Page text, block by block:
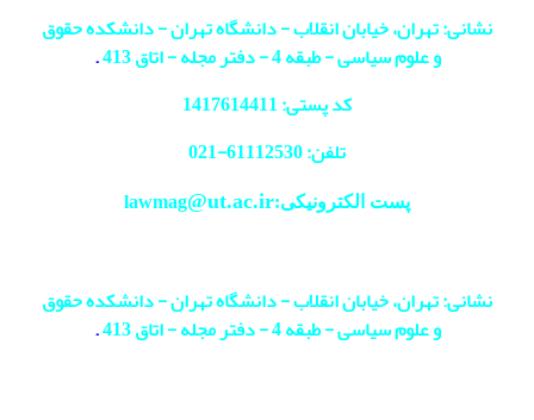
نشانی: تهران، خیابان انقلاب - دانشگاه تهران - دانشکده حقوق
و علوم سیاسی - طبقه 4 - دفتر مجله - اتاق 413
.
کد پستی: 1417614411
تلفن: 61112530-
021
پست الکترونیکی:lawmag@ut.ac.ir
نشانی: تهران، خیابان انقلاب - دانشگاه تهران - دانشکده حقوق
و علوم سیاسی - طبقه 4 - دفتر مجله - اتاق 413
.